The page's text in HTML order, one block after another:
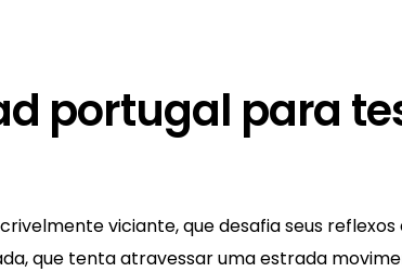
portugal para
viciante, que desafia seus reflexos
que tenta atravessar uma estrada